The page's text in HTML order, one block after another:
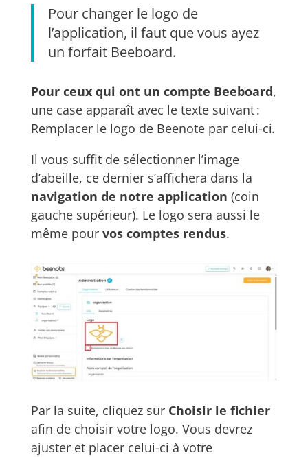
Pour changer le logo de
l’application, il faut que vous ayez
un forfait Beeboard.
Pour ceux qui ont un compte Beeboard,
une case apparaît avec le texte suivant :
Remplacer le logo de Beenote par celui-ci.
Il vous suffit de sélectionner l’image
d’abeille, ce dernier s’affichera dans la
navigation de notre application (coin
gauche supérieur). Le logo sera aussi le
même pour vos comptes rendus.
Par la suite, cliquez sur Choisir le fichier
afin de choisir votre logo. Vous devrez
ajuster et placer celui-ci à votre